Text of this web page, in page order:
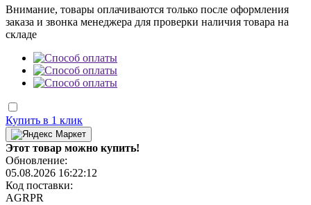
Внимание, товары оплачиваются только после оформления
заказа и звонка менеджера для проверки наличия товара на
складе
Купить в 1 клик
Этот товар можно купить!
Обновление:
05.08.2026 16:22:12
Код поставки:
AGRPR